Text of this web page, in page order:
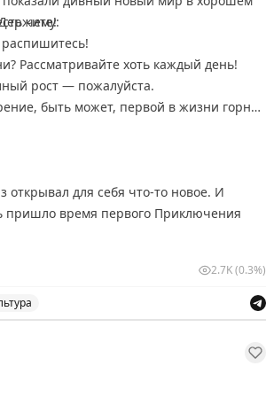
чему:
Рассматривайте хоть каждый день!
рост — пожалуйста.
быть может, первой в жизни горной
для себя что-то новое. И
пришло время первого Приключения
весь регион (он гигантский), но точно
и благоустроенных городов
ею картину. Побываете в
А желающие даже смогут оседлать
2.7K(0.3%)